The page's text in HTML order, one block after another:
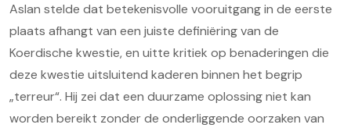
Aslan stelde dat betekenisvolle vooruitgang in de eerste
plaats afhangt van een juiste definiëring van de
Koerdische kwestie, en uitte kritiek op benaderingen die
deze kwestie uitsluitend kaderen binnen het begrip
„terreur“. Hij zei dat een duurzame oplossing niet kan
worden bereikt zonder de onderliggende oorzaken van